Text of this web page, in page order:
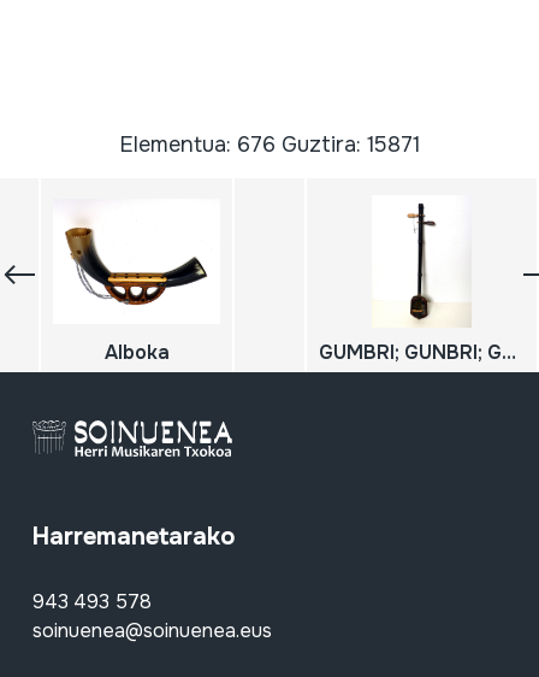
Elementua: 676 Guztira: 15871
Alboka GUMBRI; GUNBRI; GUINBRI
Harremanetarako
943 493 578
soinuenea@soinuenea.eus